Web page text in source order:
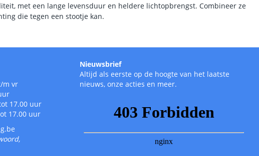
met een lange levensduur en heldere lichtopbrengst. Combineer ze
die tegen een stootje kan.
m vr
17.00 uur
17.00 uur
Nieuwsbrief
Altijd als eerste op de hoogte van het laatste
nieuws, onze acties en meer.